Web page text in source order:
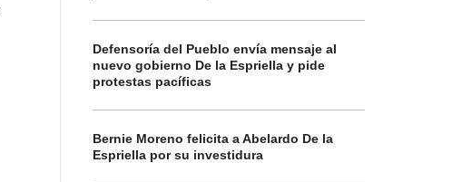
Defensoría del Pueblo envía mensaje al
nuevo gobierno De la Espriella y pide
protestas pacíficas
Bernie Moreno felicita a Abelardo De la
Espriella por su investidura